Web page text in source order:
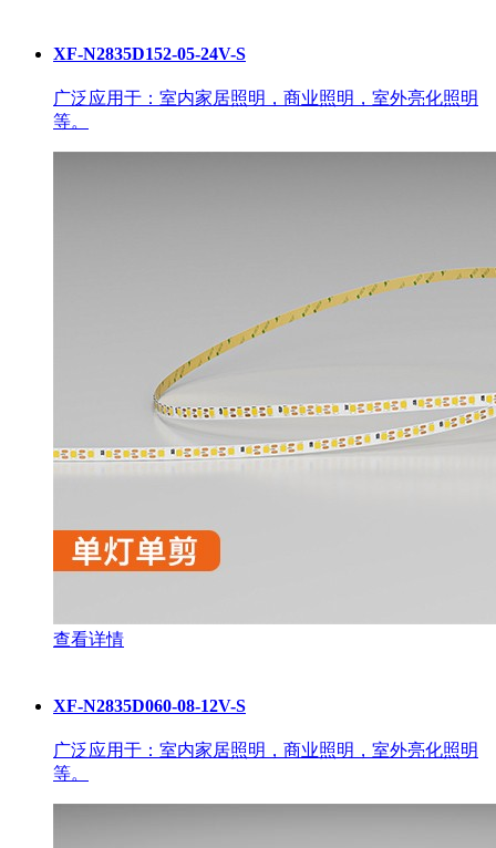
XF-N2835D152-05-24V-S
广泛应用于：室内家居照明，商业照明，室外亮化照明
等。
查看详情
XF-N2835D060-08-12V-S
广泛应用于：室内家居照明，商业照明，室外亮化照明
等。